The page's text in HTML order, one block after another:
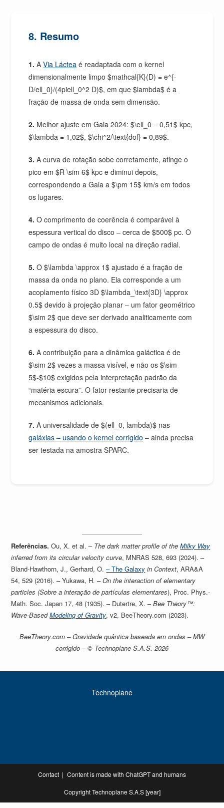
8. Resumo
1. AVia Láctea é readaptada com o kernel
dimensionalmente limpo $mathcal{K}(D) = e^{-
D/ell_0}/(4piell_0^2 D)$, em que $lambda$ é a
fração de massa de onda sem dimensão.
2. Melhor ajuste em Gaia 2024: $\ell_0 = 0,51$ kpc,
$\lambda = 1,02$, $\chi^2/\text{dof} = 0,89$.
3. A curva de rotação sobe corretamente, atinge o
pico em $R \sim 6$ kpc e diminui depois,
correspondendo a Gaia a $\pm 15$ km/s em todos
os lugares.
4. O comprimento de coerência é comparável à
espessura vertical do disco – cerca de $500$ pc. O
campo de ondas é muito local na direção radial.
5. O $\lambda \approx 1$ ajustado é a fração de
massa da onda no plano. Ela corresponde a um
acoplamento físico 3D $\lambda_\text{3D} \approx
0.5$ devido à projeção planar – um fator geométrico
$\sim 2$ que deve ser derivado analiticamente com
a espessura do disco.
6. A contribuição para a dinâmica galáctica é de
$\sim 2$ vezes a massa visível, e não os $\sim
5$-$10$ exigidos pela interpretação padrão da
“matéria escura”. O fator restante precisaria de
mecanismos adicionais.
7. A universalidade de $(ell_0, lambda)$ nas
galáxias – usando o kernel corrigido – ainda precisa
ser testada na amostra SPARC.
Referências. Ou, X. et al. – The dark matter profile of theMilky Way
inferred from its circular velocity curve, MNRAS 528, 693 (2024). –
Bland-Hawthorn, J., Gerhard, O.– The Galaxy in Context, ARA&A
54, 529 (2016). – Yukawa, H. –On the interaction of elementary
particles (Sobre a interação de partículas elementares), Proc. Phys.-
Math. Soc. Japan 17, 48 (1935). – Dutertre, X. –Bee Theory™:
Wave-BasedModeling of Gravity, v2, BeeTheory.com (2023).
BeeTheory.com – Gravidade quântica baseada em ondas – MW
corrigido – © Technoplane S.A.S. 2026
Technoplane
Contact Content is made with ChatGPT and humans
Copyright Technoplane S.A.S [year]